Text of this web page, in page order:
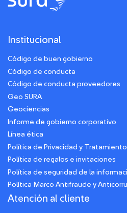
Institucional
Código de buen gobierno
Código de conducta
Código de conducta proveedores
Geo SURA
Geociencias
Informe de gobierno corporativo
Línea ética
Política de Privacidad y
Política de regalos e invitaciones
Política de seguridad de la
Política Marco Antifraude y
Atención al cliente